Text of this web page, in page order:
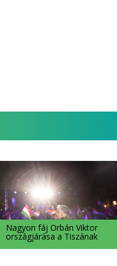
Nagyon fáj Orbán Viktor
országjárása a Tiszának